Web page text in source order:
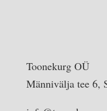
Toonekurg OÜ
Männivälja tee 6,